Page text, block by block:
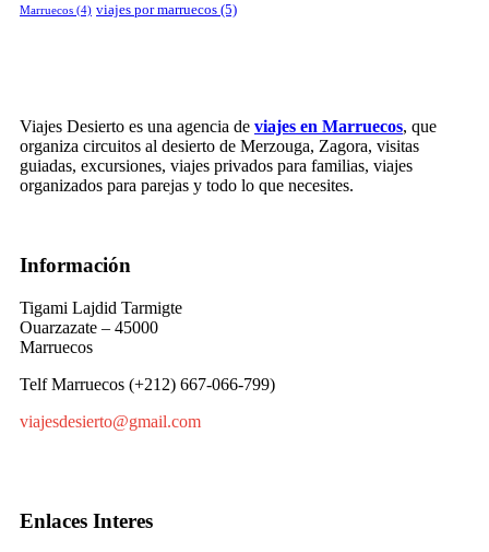
Marruecos (4) viajes por marruecos (5)
Viajes Desierto es una agencia de viajes en Marruecos, que
organiza circuitos al desierto de Merzouga, Zagora, visitas
guiadas, excursiones, viajes privados para familias, viajes
organizados para parejas y todo lo que necesites.
Información
Tigami Lajdid Tarmigte
Ouarzazate – 45000
Marruecos
Telf Marruecos (+212) 667-066-799)
viajesdesierto@gmail.com
Enlaces Interes